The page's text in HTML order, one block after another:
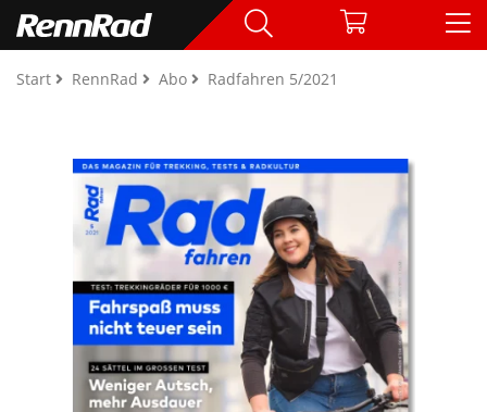
Start RennRad Abo Radfahren 5/2021